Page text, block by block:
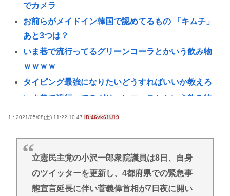
でカメラ
お前らがメイドイン韓国で認めてるもの 「キムチ」
あと3つは？
いま巷で流行ってるグリーンコーラとかいう飲み物
ｗｗｗｗ
タイピング最強になりたいどうすればいいか教えろ
いま巷で流行ってるグリーンコーラとかいう飲み物
誰かワンウェイネジってやつの外し方教えて
【画像】移民についての日本人の本音、だいたいこ
れwww
認知症の高齢者の資産260兆円が狙われている！ 「被
1 : 2021/05/08(土) 11:22:10.47 ID:46vk61U19
立憲民主党の小沢一郎衆院議員は8日、自身
のツイッターを更新し、4都府県での緊急事
態宣言延長に伴い菅義偉首相が7日夜に開い